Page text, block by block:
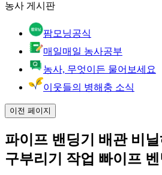
농사 게시판
팜모닝공식
매일매일 농사공부
농사, 무엇이든 물어보세요
이웃들의 병해충 소식
이전 페이지
파이프 밴딩기 배관 비
구부리기 작업 빠이프